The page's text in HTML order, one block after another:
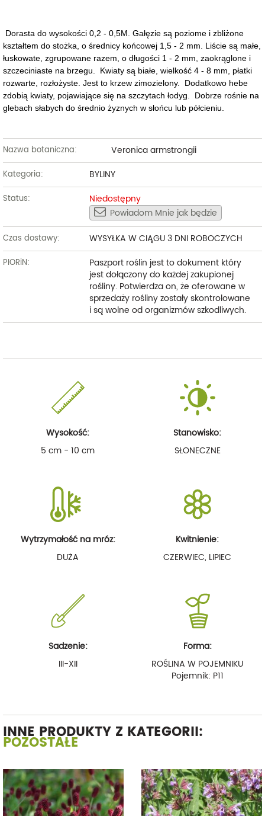
Dorasta do wysokości 0,2 - 0,5M. Gałęzie są poziome i zbliżone
kształtem do stożka, o średnicy końcowej 1,5 - 2 mm. Liście są małe,
łuskowate, zgrupowane razem, o długości 1 - 2 mm, zaokrąglone i
szczeciniaste na brzegu. Kwiaty są białe, wielkość 4 - 8 mm, płatki
rozwarte, rozłożyste. Jest to krzew zimozielony.
Dodatkowo hebe
zdobią kwiaty, pojawiające się na szczytach łodyg. Dobrze rośnie na
glebach słabych do średnio żyznych w słońcu lub półcieniu.
Nazwa botaniczna: Veronica armstrongii
Kategoria: BYLINY
Status:
Niedostępny
Powiadom Mnie jak będzie
Czas dostawy: WYSYŁKA W CIĄGU 3 DNI ROBOCZYCH
PIORiN:
Paszport roślin jest to dokument który
jest dołączony do każdej zakupionej
rośliny. Potwierdza on, że oferowane w
sprzedaży rośliny zostały skontrolowane
i są wolne od organizmów szkodliwych.
Wysokość:
5 cm - 10 cm
Stanowisko:
SŁONECZNE
Wytrzymałość na mróz:
DUŻA
Kwitnienie:
CZERWIEC, LIPIEC
Sadzenie:
III-XII
Forma:
ROŚLINA W POJEMNIKU
Pojemnik: P11
INNE PRODUKTY Z KATEGORII:
POZOSTAŁE